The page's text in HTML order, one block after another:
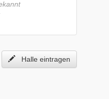
Halle eintragen